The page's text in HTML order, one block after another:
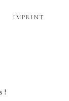
IMPRINT
!